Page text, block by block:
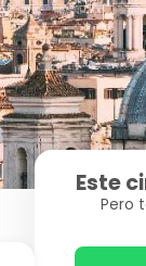
Este
Pero